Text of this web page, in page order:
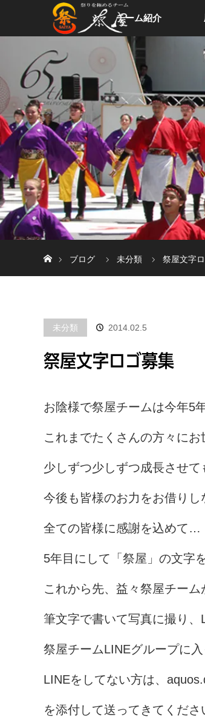
チーム紹介
ブログ
未分類 祭屋文字
未分類 2014.02.5
祭屋文字ロゴ募集
お陰様で祭屋チームは今年5
これまでたくさんの方々にお
少しずつ少しずつ成長させて
今後も皆様のお力をお借り
全ての皆様に感謝を込めて…
5年目にして「祭屋」の文字
これから先、益々祭屋チーム
筆文字で書いて写真に撮り
祭屋チームLINEグループに
LINEをしてない方は、
を添付して送ってきてくださ